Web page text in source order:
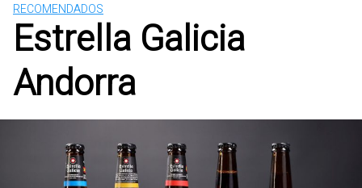
RECOMENDADOS
Estrella Galicia
Andorra